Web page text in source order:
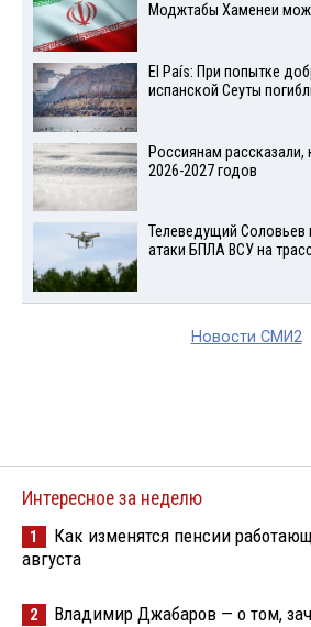
Моджтабы Хаменеи
El País: При попытке
испанской Сеуты
Россиянам рассказали,
2026-2027 годов
Телеведущий Соловьев
атаки БПЛА ВСУ на
Новости СМИ2
Интересное за неделю
1
Как изменятся пенсии
августа
2 Владимир Джабаров — о том,